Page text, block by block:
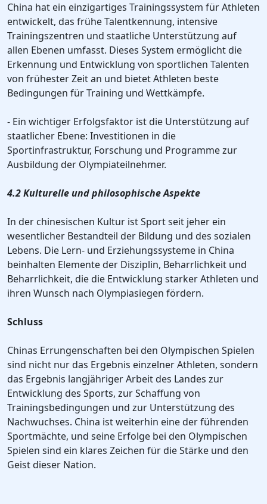
China hat ein einzigartiges Trainingssystem für Athleten
entwickelt, das frühe Talentkennung, intensive
Trainingszentren und staatliche Unterstützung auf
allen Ebenen umfasst. Dieses System ermöglicht die
Erkennung und Entwicklung von sportlichen Talenten
von frühester Zeit an und bietet Athleten beste
Bedingungen für Training und Wettkämpfe.
- Ein wichtiger Erfolgsfaktor ist die Unterstützung auf
staatlicher Ebene: Investitionen in die
Sportinfrastruktur, Forschung und Programme zur
Ausbildung der Olympiateilnehmer.
4.2 Kulturelle und philosophische Aspekte
In der chinesischen Kultur ist Sport seit jeher ein
wesentlicher Bestandteil der Bildung und des sozialen
Lebens. Die Lern- und Erziehungssysteme in China
beinhalten Elemente der Disziplin, Beharrlichkeit und
Beharrlichkeit, die die Entwicklung starker Athleten und
ihren Wunsch nach Olympiasiegen fördern.
Schluss
Chinas Errungenschaften bei den Olympischen Spielen
sind nicht nur das Ergebnis einzelner Athleten, sondern
das Ergebnis langjähriger Arbeit des Landes zur
Entwicklung des Sports, zur Schaffung von
Trainingsbedingungen und zur Unterstützung des
Nachwuchses. China ist weiterhin eine der führenden
Sportmächte, und seine Erfolge bei den Olympischen
Spielen sind ein klares Zeichen für die Stärke und den
Geist dieser Nation.